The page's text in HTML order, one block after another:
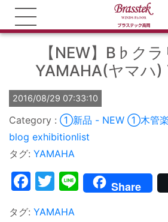
【NEW】B♭ク
YAMAHA(ヤマハ
2016/08/29 07:33:10
①新品 - NEW ①木管
blog exhibitionlist
タグ: YAMAHA
Facebook
Twitter
LineShare
タグ: YAMAHA